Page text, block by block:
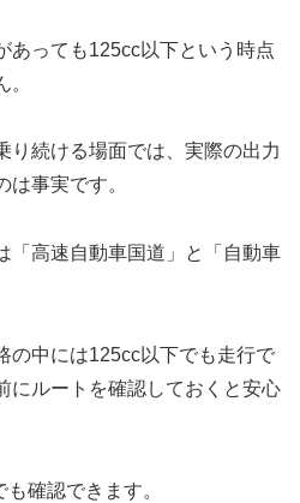
あっても125cc以下という時点
り続ける場面では、実際の出力
事実です。
「高速自動車国道」と「自動車
の中には125cc以下でも走行で
にルートを確認しておくと安心
も確認できます。